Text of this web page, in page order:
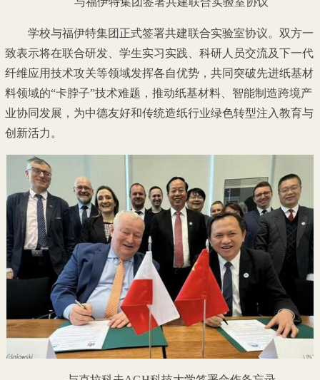
学校与福伊特集团正式签署共建联合实验室协议。双方一
致表示将在联合研发、学生实习实践、科研人员交流及下一代
纤维应用技术攻关等领域发挥各自优势，共同突破先进纸基材
料领域的“卡脖子”技术难题，推动纸基材料、智能制造跨境产
业协同发展，为中德友好和传统造纸行业绿色转型注入教育与
创新活力。